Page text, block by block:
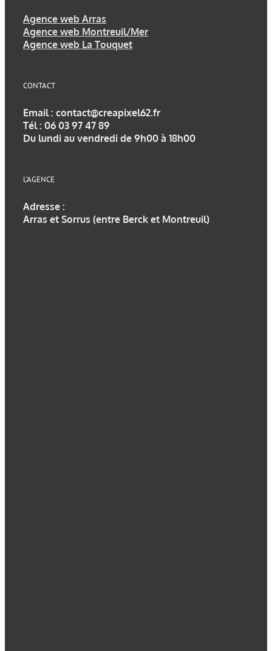
Agence web Arras
Agence web Montreuil/Mer
Agence web La Touquet
CONTACT
Email : contact@creapixel62.fr
Tél : 06 03 97 47 89
Du lundi au vendredi de 9h00 à 18h00
L’AGENCE
Adresse :
Arras et Sorrus (entre Berck et Montreuil)